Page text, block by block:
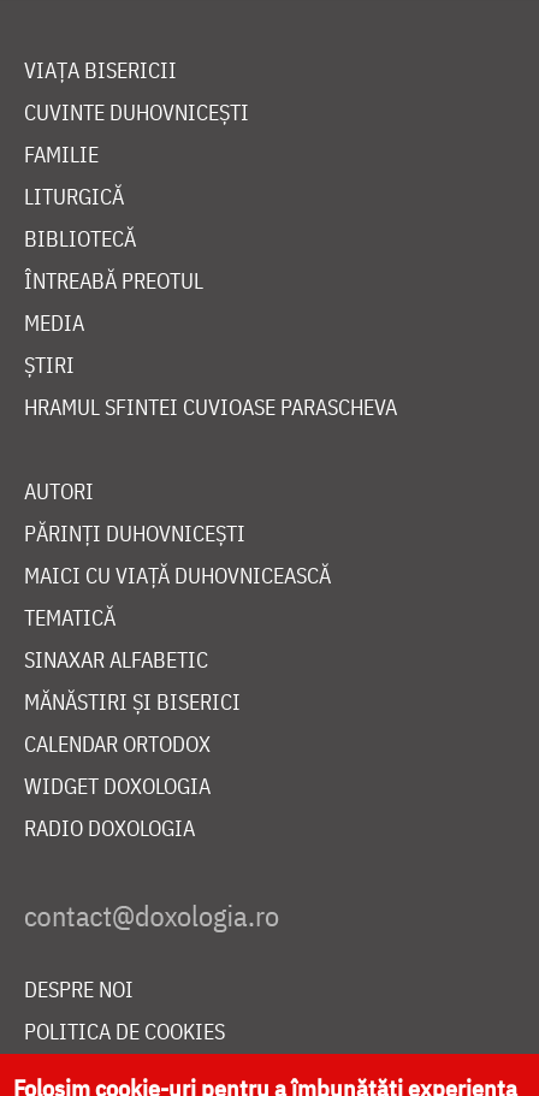
VIAȚA BISERICII
CUVINTE DUHOVNICEȘTI
FAMILIE
LITURGICĂ
BIBLIOTECĂ
ÎNTREABĂ PREOTUL
MEDIA
ȘTIRI
HRAMUL SFINTEI CUVIOASE PARASCHEVA
AUTORI
PĂRINȚI DUHOVNICEȘTI
MAICI CU VIAȚĂ DUHOVNICEASCĂ
TEMATICĂ
SINAXAR ALFABETIC
MĂNĂSTIRI ȘI BISERICI
CALENDAR ORTODOX
WIDGET DOXOLOGIA
RADIO DOXOLOGIA
DESPRE NOI
POLITICA DE COOKIES
DONEAZĂ ONLINE PENTRU CATEDRALA NAȚIONALĂ
Folosim cookie-uri pentru a îmbunătăți experiența